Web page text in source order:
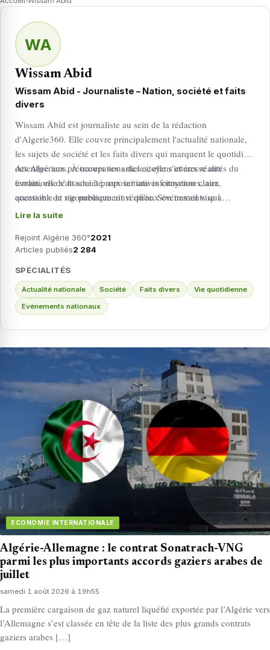
WA
Wissam Abid
Wissam Abid - Journaliste – Nation, société et faits
divers
Wissam Abid est journaliste au sein de la rédaction
d'Algerie360. Elle couvre principalement l'actualité nationale,
les sujets de société et les faits divers qui marquent le quotidien
des Algériens. À travers ses articles, elle s'intéresse aux
évolutions de la société, aux initiatives citoyennes, aux
questions de vie publique ainsi qu'aux événements qui
façonnent l'actualité du pays.
Attentive aux préoccupations des citoyens et aux réalités du
terrain, elle s'attache à proposer une information claire,
accessible et rigoureusement vérifiée. Son travail vise à
informer les lecteurs sur les principaux enjeux de la vie
compréhension des faits.
Lire la suite
Rejoint Algérie 360°2021
Articles publiés2 284
SPÉCIALITÉS
Actualité nationale Société Faits divers
Vie quotidienne
Evénements nationaux
ECONOMIE INTERNATIONALE
Algérie-Allemagne : le contrat Sonatrach-VNG
parmi les plus importants accords gaziers arabes de
juillet
samedi 1 août 2026 à 19h55
La première cargaison de gaz naturel liquéfié exportée par l’Algérie vers
l’Allemagne s’est classée en tête de la liste des plus grands contrats
gaziers arabes […]